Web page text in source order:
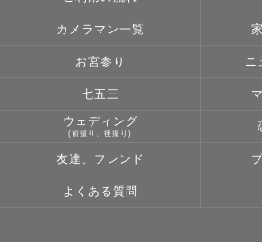
泣き顔もイヤイヤしている姿も、どっ
ろ姿も全てがその子自身です。当日の
ください！
「何度も写真を見返したくなります」
カメラマン一覧
お宮参り ニ
七五三
ウェディング
(前撮り、後撮り)
友達、フレンド
よくある質問